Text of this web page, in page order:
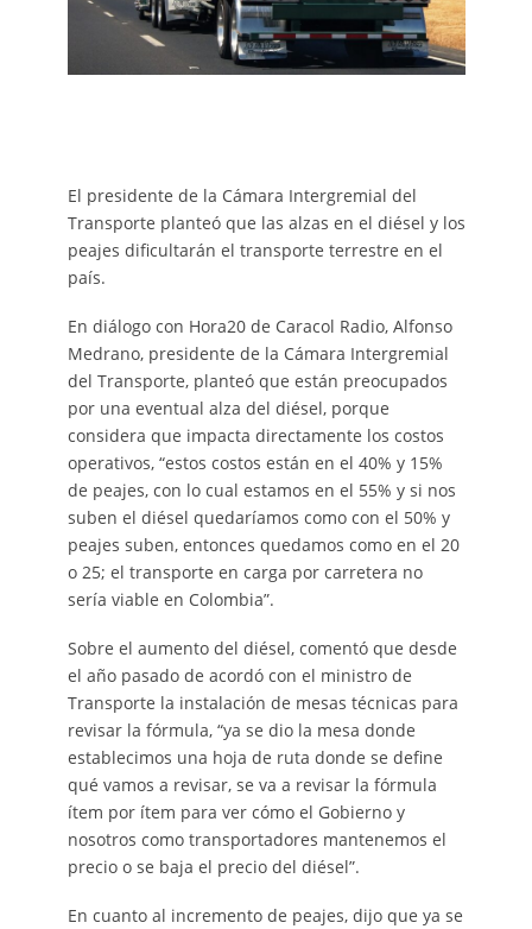
El presidente de la Cámara Intergremial del
Transporte planteó que las alzas en el diésel y los
peajes dificultarán el transporte terrestre en el
país.
En diálogo con Hora20 de Caracol Radio, Alfonso
Medrano, presidente de la Cámara Intergremial
del Transporte, planteó que están preocupados
por una eventual alza del diésel, porque
considera que impacta directamente los costos
operativos, “estos costos están en el 40% y 15%
de peajes, con lo cual estamos en el 55% y si nos
suben el diésel quedaríamos como con el 50% y
peajes suben, entonces quedamos como en el 20
o 25; el transporte en carga por carretera no
sería viable en Colombia”.
Sobre el aumento del diésel, comentó que desde
el año pasado de acordó con el ministro de
Transporte la instalación de mesas técnicas para
revisar la fórmula, “ya se dio la mesa donde
establecimos una hoja de ruta donde se define
qué vamos a revisar, se va a revisar la fórmula
ítem por ítem para ver cómo el Gobierno y
nosotros como transportadores mantenemos el
precio o se baja el precio del diésel”.
En cuanto al incremento de peajes, dijo que ya se